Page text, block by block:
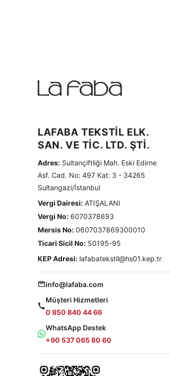
LAFABA TEKSTİL ELK.
SAN. VE TİC. LTD. ŞTİ.
Adres: Sultançiftliği Mah. Eski Edirne
Asf. Cad. No: 497 Kat: 3 - 34265
Sultangazi/İstanbul
Vergi Dairesi: ATIŞALANI
Vergi No: 6070378693
Mersis No: 0607037869300010
Ticari Sicil No: 50195-95
KEP Adresi: lafabatekstil@hs01.kep.tr
info@lafaba.com
Müşteri Hizmetleri
0 850 840 44 66
WhatsApp Destek
+90 537 065 80 60